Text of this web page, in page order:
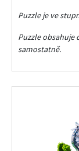
Puzzle je ve
Puzzle obsahuje
samostatně.